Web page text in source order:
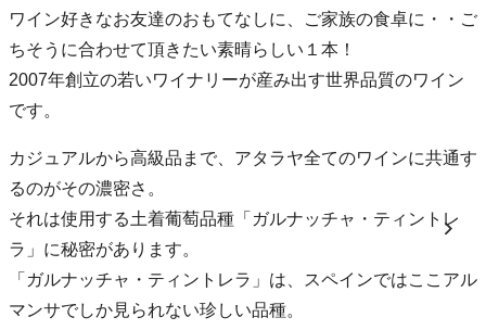
ワイン好きなお友達のおもてなしに、ご家族の食卓に・・ご
ちそうに合わせて頂きたい素晴らしい１本！
2007年創立の若いワイナリーが産み出す世界品質のワイン
です。
カジュアルから高級品まで、アタラヤ全てのワインに共通す
るのがその濃密さ。
それは使用する土着葡萄品種「ガルナッチャ・ティントレ
ラ」に秘密があります。
「ガルナッチャ・ティントレラ」は、スペインではここアル
マンサでしか見られない珍しい品種。